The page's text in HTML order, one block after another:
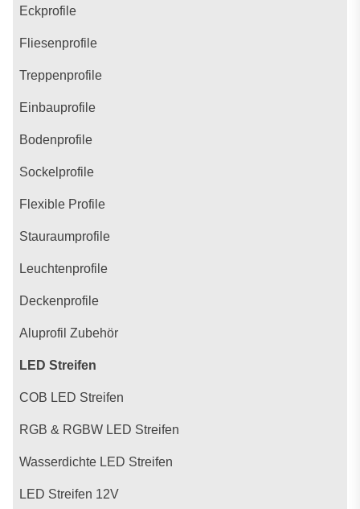
Eckprofile
Fliesenprofile
Treppenprofile
Einbauprofile
Bodenprofile
Sockelprofile
Flexible Profile
Stauraumprofile
Leuchtenprofile
Deckenprofile
Aluprofil Zubehör
LED Streifen
COB LED Streifen
RGB & RGBW LED Streifen
Wasserdichte LED Streifen
LED Streifen 12V